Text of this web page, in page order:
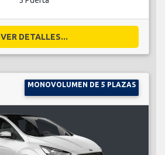
VER DETALLES...
MONOVOLUMEN DE 5 PLAZAS